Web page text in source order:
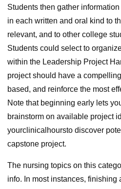
Students then gather
in each written and oral kind to
relevant, and to other college
Students could select to
within the Leadership Project
project should have a
based, and reinforce the most
Note that beginning early lets
brainstorm on available project
yourclinicalhoursto discover
capstone project.
The nursing topics on this
info. In most instances, finishing